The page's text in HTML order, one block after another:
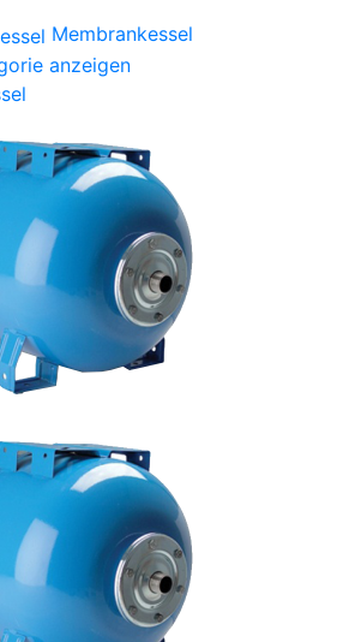
Membrankessel
anzeigen